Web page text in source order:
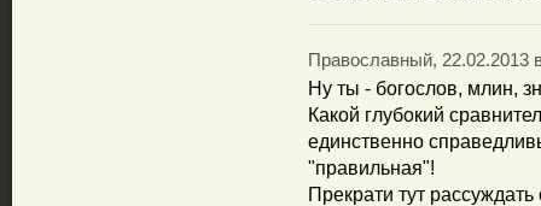
Православный, 22.02.2013
Ну ты - богослов, млин,
Какой глубокий
единственно
"правильная"!
Прекрати тут